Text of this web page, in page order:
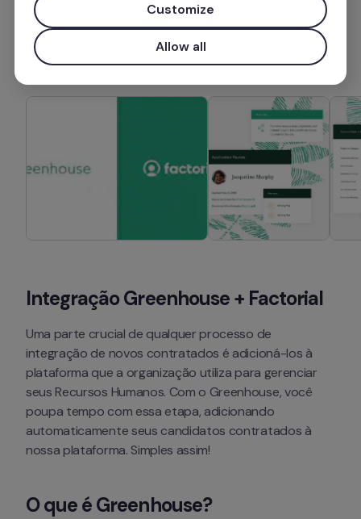
Instalar aplicação
Integração Greenhouse + Factorial
Uma parte crucial de qualquer processo de
integração de novos contratados é adicioná-los à
plataforma que a organização utiliza para gerenciar
seus Recursos Humanos. Com o Greenhouse, você
poupa tempo com essa etapa, adicionando
automaticamente seus candidatos contratados à
nossa plataforma. Simples assim!
O que é Greenhouse?
Customize
Allow all